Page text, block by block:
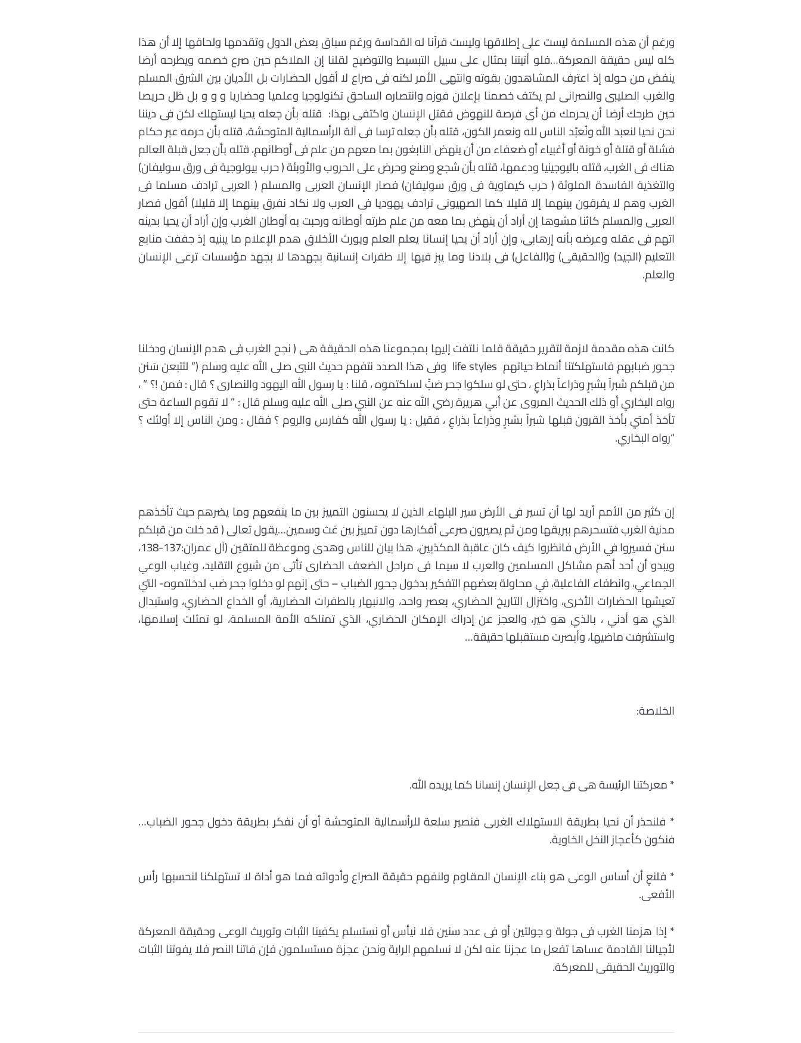
ورغم أن هذه المسلمة ليست على إطلاقها وليست قرآنا له القداسة ورغم سباق بعض الدول وتقدمها ولحاقها إلا أن هذا
كله ليس حقيقة المعركة…فلو أتيتنا بمثال على سبيل التبسيط والتوضيح لقلنا إن الملاكم حين صرع خصمه ويطرحه أرضا
ينفض من حوله إذ اعترف المشاهدون بقوته وانتهى الأمر لكنه فى صراع لا أقول الحضارات بل الأديان بين الشرق المسلم
والغرب الصليبى والنصرانى لم يكتف خصمنا بإعلان فوزه وانتصاره الساحق تكنولوجيا وعلميا وحضاريا و و و بل ظل حريصا
حين طرحك أرضا أن يحرمك من أى فرصة للنهوض فقتل الإنسان واكتفى بهذا: قتله بأن جعله يحيا ليستهلك لكن فى ديننا
نحن نحيا لنعبد الله ونُعبّد الناس لله ونعمر الكون، قتله بأن جعله ترسا فى آلة الرأسمالية المتوحشة، قتله بأن حرمه عبر حكام
فشلة أو قتلة أو خونة أو أغبياء أو ضعفاء من أن ينهض النابغون بما معهم من علم فى أوطانهم، قتله بأن جعل قبلة العالم
هناك فى الغرب، قتله باليوجينيا ودعمها، قتله بأن شجع وصنع وحرض على الحروب والأوبئة ( حرب بيولوجية فى ورق سوليفان)
والتغذية الفاسدة الملوثة ( حرب كيماوية فى ورق سوليفان) فصار الإنسان العربى والمسلم ( العربى ترادف مسلما فى
الغرب وهم لا يفرقون بينهما إلا قليلا كما الصهيونى ترادف يهوديا فى العرب ولا نكاد نفرق بينهما إلا قليلا) أقول فصار
العربى والمسلم كائنا مشوها إن أراد أن ينهض بما معه من علم طرته أوطانه ورحبت به أوطان الغرب وإن أراد أن يحيا بدينه
اتهم فى عقله وعرضه بأنه إرهابى، وإن أراد أن يحيا إنسانا يعلم العلم ويورث الأخلاق هدم الإعلام ما يبنيه إذ جففت منابع
التعليم (الجيد) و(الحقيقى) و(الفاعل) فى بلادنا وما يبز فيها إلا طفرات إنسانية بجهدها لا بجهد مؤسسات ترعى الإنسان
والعلم.
كانت هذه مقدمة لازمة لتقرير حقيقة قلما نلتفت إليها بمجموعنا هذه الحقيقة هى ( نجح الغرب فى هدم الإنسان ودخلنا
جحور ضبابهم فاستهلكتنا أنماط حياتهم life styles وفى هذا الصدد نتفهم حديث النبى صلى الله عليه وسلم (” لتتبعن سَنن
من قبلكم شبراً بشبرٍ وذراعاً بذراعٍ ، حتى لو سلكوا جحر ضبٍّ لسلكتموه ، قلنا : يا رسول الله اليهود والنصارى ؟ قال : فمن !؟ ” ،
رواه البخاري أو ذلك الحديث المروى عن أبي هريرة رضي الله عنه عن النبي صلى الله عليه وسلم قال : ” لا تقوم الساعة حتى
تأخذ أمتي بأخذ القرون قبلها شبراً بشبرٍ وذراعاً بذراعٍ ، فقيل : يا رسول الله كفارس والروم ؟ فقال : ومن الناس إلا أولئك ؟
“رواه البخاري.
إن كثير من الأمم أريد لها أن تسير فى الأرض سير البلهاء الذين لا يحسنون التمييز بين ما ينفعهم وما يضرهم حيث تأخذهم
مدنية الغرب فتسحرهم ببريقها ومن ثم يصيرون صرعى أفكارها دون تمييز بين غث وسمين…يقول تعالى ( قد خلت من قبلكم
سنن فسيروا في الأرض فانظروا كيف كان عاقبة المكذبين، هذا بيان للناس وهدى وموعظة للمتقين (آل عمران:137-138،
ويبدو أن أحد أهم مشاكل المسلمين والعرب لا سيما فى مراحل الضعف الحضارى تأتى من شيوع التقليد، وغياب الوعي
الجماعي، وانطفاء الفاعلية، في محاولة بعضهم التفكير بدخول جحور الضباب – حتى إنهم لو دخلوا جحر ضب لدخلتموه- التي
تعيشها الحضارات الأخرى، واختزال التاريخ الحضاري، بعصر واحد، والانبهار بالطفرات الحضارية، أو الخداع الحضاري، واستبدال
الذي هو أدني ، بالذي هو خير، والعجز عن إدراك الإمكان الحضاري، الذي تمتلكه الأمة المسلمة، لو تمثلت إسلامها،
واستشرفت ماضيها، وأبصرت مستقبلها حقيقة…
الخلاصة:
* معركتنا الرئيسة هى فى جعل الإنسان إنسانا كما يريده الله.
* فلنحذر أن نحيا بطريقة الاستهلاك الغربى فنصير سلعة للرأسمالية المتوحشة أو أن نفكر بطريقة دخول جحور الضباب…
فنكون كأعجاز النخل الخاوية.
* فلنعٍ أن أساس الوعى هو بناء الإنسان المقاوم ولنفهم حقيقة الصراع وأدواته فما هو أداة لا تستهلكنا لنحسبها رأس
الأفعى.
* إذا هزمنا الغرب فى جولة و جولتين أو فى عدد سنين فلا نيأس أو نستسلم يكفينا الثبات وتوريث الوعى وحقيقة المعركة
لأجيالنا القادمة عساها تفعل ما عجزنا عنه لكن لا نسلمهم الراية ونحن عجزة مستسلمون فإن فاتنا النصر فلا يفوتنا الثبات
والتوريث الحقيقى للمعركة.